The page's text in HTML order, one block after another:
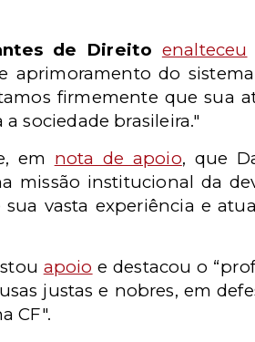
de Direito enalteceu
aprimoramento do
firmemente que sua
sociedade brasileira."
em nota de apoio, que
missão institucional da
vasta experiência e
apoio e destacou o
justas e nobres, em
CF".